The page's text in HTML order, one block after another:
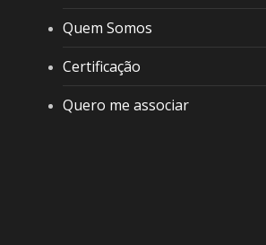
Quem Somos
Certificação
Quero me associar